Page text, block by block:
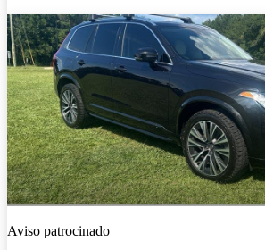
Aviso patrocinado